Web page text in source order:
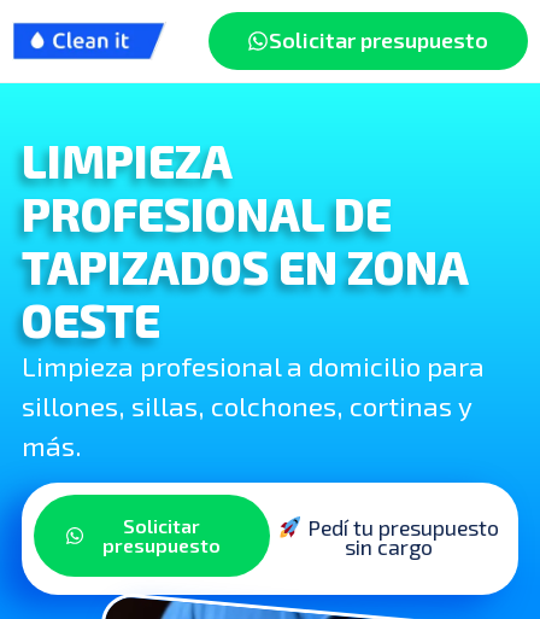
Solicitar presupuesto
LIMPIEZA
PROFESIONAL DE
TAPIZADOS EN ZONA
OESTE
Limpieza profesional a domicilio para
sillones, sillas, colchones, cortinas y
más.
Solicitar
presupuesto
Pedí tu presupuesto
sin cargo